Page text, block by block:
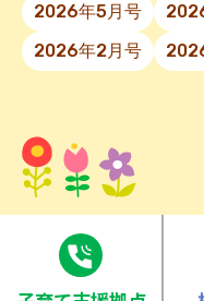
2026年5月号
2026年2月号